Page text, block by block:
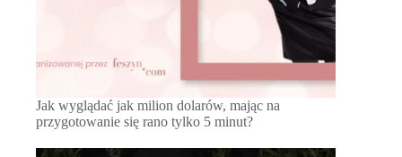
Jak wyglądać jak milion dolarów, mając na
przygotowanie się rano tylko 5 minut?